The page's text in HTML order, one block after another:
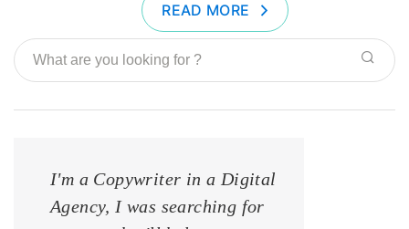
READ MORE
I'm a Copywriter in a Digital
Agency, I was searching for